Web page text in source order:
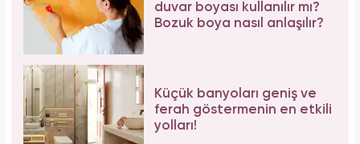
duvar boyası kullanılır mı?
Bozuk boya nasıl anlaşılır?
Küçük banyoları geniş ve
ferah göstermenin en etkili
yolları!